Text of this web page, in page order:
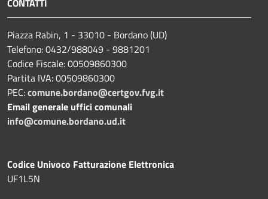
CONTATTI
Piazza Rabin, 1 - 33010 - Bordano (UD)
Telefono: 0432/988049 - 9881201
Codice Fiscale: 00509860300
Partita IVA: 00509860300
PEC:comune.bordano@certgov.fvg.it
Email generale uffici comunali
info@comune.bordano.ud.it
Codice Univoco Fatturazione Elettronica
UF1L5N